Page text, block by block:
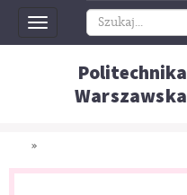
Toggle
navigation
Politechnika
Warszawska
»